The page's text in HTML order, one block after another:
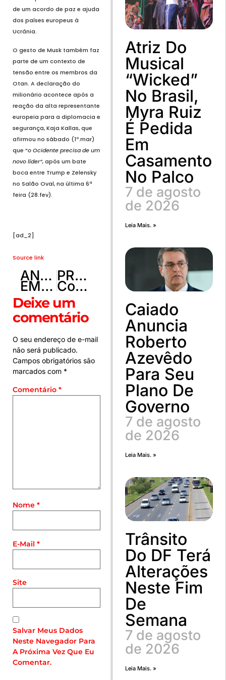
de um acordo de paz e ajuda
dos países europeus à
Ucrânia.
O gesto de Musk também faz
parte de um contexto de
tensão entre os membros da
Otan. A declaração do
milionário acontece após a
reação da alta representante
europeia para a diplomacia e
segurança, Kaja Kallas, que
afirmou no sábado (1º.mar)
que “o Ocidente precisa de um
novo líder”,após um bate
boca entre Trump e Zelensky
no Salão Oval, na última 6ª
feira (28.fev).
[ad_2]
Source link
ANTERIOR
EMPREGO PARA FONOAUDIOLOGIA INFANTIL , FONOAUDIOLOGIA ADULTO
PRÓXIMO
Como equilibrar estudo e trabalho? Descubra dicas para otimizar sua rotina!
Deixe um
comentário
O seu endereço de e-mail
não será publicado.
Campos obrigatórios são
marcados com *
Comentário *
Nome *
E-Mail *
Site
Salvar Meus Dados
Neste Navegador Para
A Próxima Vez Que Eu
Comentar.
Atriz Do
Musical
“Wicked”
No Brasil,
Myra Ruiz
É Pedida
Em
Casamento
No Palco
7 de agosto
de 2026
Leia Mais. »
Caiado
Anuncia
Roberto
Azevêdo
Para Seu
Plano De
Governo
7 de agosto
de 2026
Leia Mais. »
Trânsito
Do DF Terá
Alterações
Neste Fim
De
Semana
7 de agosto
de 2026
Leia Mais. »